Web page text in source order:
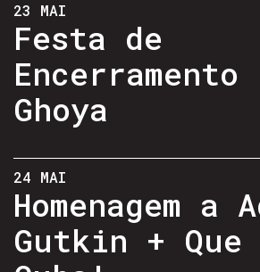
23 MAI
Festa de
Encerramento
Ghoya
24 MAI
Homenagem a
Gutkin +